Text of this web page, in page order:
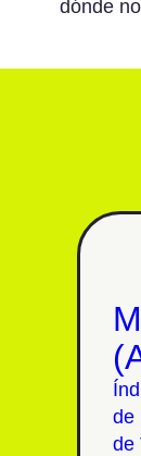
dónde
de
de